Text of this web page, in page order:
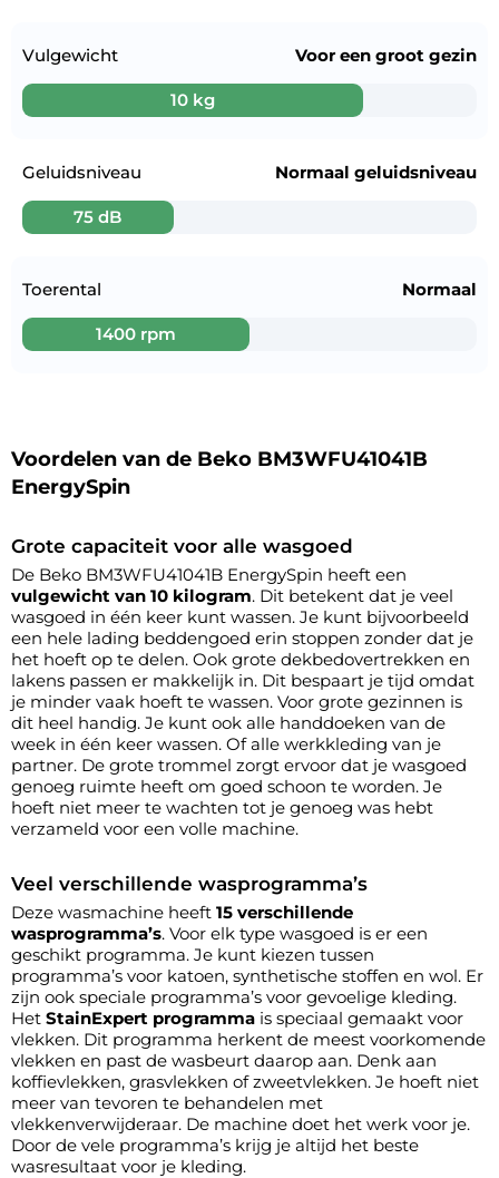
Vulgewicht
10 kg
Voor een groot gezin
Geluidsniveau
75 dB
Normaal geluidsniveau
Toerental
1400 rpm
Normaal
Voordelen van de Beko BM3WFU41041B
EnergySpin
Grote capaciteit voor alle wasgoed
De Beko BM3WFU41041B EnergySpin heeft een
vulgewicht van 10 kilogram. Dit betekent dat je veel
wasgoed in één keer kunt wassen. Je kunt bijvoorbeeld
een hele lading beddengoed erin stoppen zonder dat je
het hoeft op te delen. Ook grote dekbedovertrekken en
lakens passen er makkelijk in. Dit bespaart je tijd omdat
je minder vaak hoeft te wassen. Voor grote gezinnen is
dit heel handig. Je kunt ook alle handdoeken van de
week in één keer wassen. Of alle werkkleding van je
partner. De grote trommel zorgt ervoor dat je wasgoed
genoeg ruimte heeft om goed schoon te worden. Je
hoeft niet meer te wachten tot je genoeg was hebt
verzameld voor een volle machine.
Veel verschillende wasprogramma’s
Deze wasmachine heeft 15 verschillende
wasprogramma’s. Voor elk type wasgoed is er een
geschikt programma. Je kunt kiezen tussen
programma’s voor katoen, synthetische stoffen en wol. Er
zijn ook speciale programma’s voor gevoelige kleding.
Het StainExpert programma is speciaal gemaakt voor
vlekken. Dit programma herkent de meest voorkomende
vlekken en past de wasbeurt daarop aan. Denk aan
koffievlekken, grasvlekken of zweetvlekken. Je hoeft niet
meer van tevoren te behandelen met
vlekkenverwijderaar. De machine doet het werk voor je.
Door de vele programma’s krijg je altijd het beste
wasresultaat voor je kleding.